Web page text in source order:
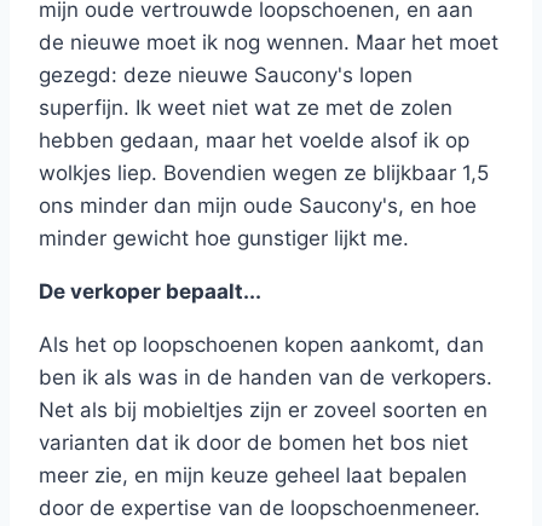
mijn oude vertrouwde loopschoenen, en aan
de nieuwe moet ik nog wennen. Maar het moet
gezegd: deze nieuwe Saucony's lopen
superfijn. Ik weet niet wat ze met de zolen
hebben gedaan, maar het voelde alsof ik op
wolkjes liep. Bovendien wegen ze blijkbaar 1,5
ons minder dan mijn oude Saucony's, en hoe
minder gewicht hoe gunstiger lijkt me.
De verkoper bepaalt...
Als het op loopschoenen kopen aankomt, dan
ben ik als was in de handen van de verkopers.
Net als bij mobieltjes zijn er zoveel soorten en
varianten dat ik door de bomen het bos niet
meer zie, en mijn keuze geheel laat bepalen
door de expertise van de loopschoenmeneer.